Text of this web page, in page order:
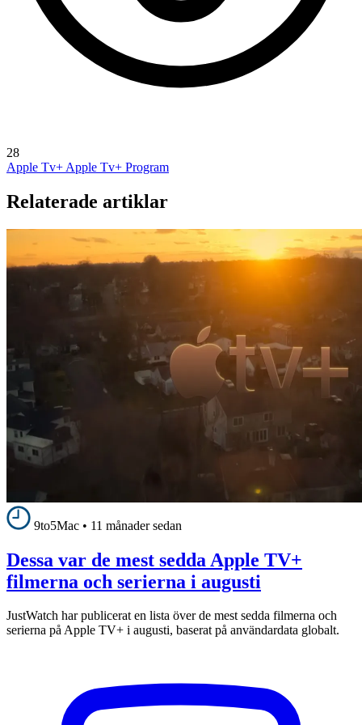
28
Apple Tv+ Apple Tv+ Program
Relaterade artiklar
9to5Mac • 11 månader sedan
Dessa var de mest sedda Apple TV+
filmerna och serierna i augusti
JustWatch har publicerat en lista över de mest sedda filmerna och
serierna på Apple TV+ i augusti, baserat på användardata globalt.